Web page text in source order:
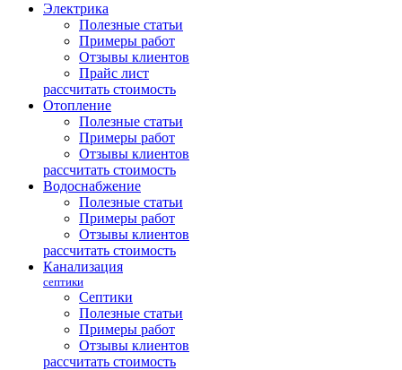
Электрика
Полезные статьи
Примеры работ
Отзывы клиентов
Прайс лист
рассчитать стоимость
Отопление
Полезные статьи
Примеры работ
Отзывы клиентов
рассчитать стоимость
Водоснабжение
Полезные статьи
Примеры работ
Отзывы клиентов
рассчитать стоимость
Канализация
септики
Септики
Полезные статьи
Примеры работ
Отзывы клиентов
рассчитать стоимость